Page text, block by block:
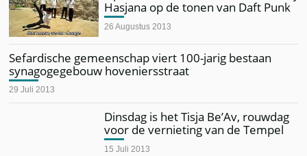
Hasjana op de tonen van Daft Punk
26 Augustus 2013
Sefardische gemeenschap viert 100-jarig bestaan
synagogegebouw hoveniersstraat
29 Juli 2013
Dinsdag is het Tisja Be’Av, rouwdag
voor de vernieting van de Tempel
15 Juli 2013